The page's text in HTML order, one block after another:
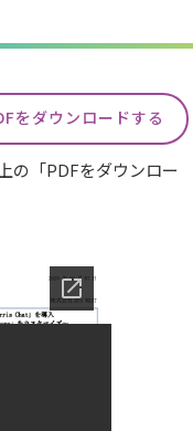
をダウンロードする
の「PDFをダウンロー